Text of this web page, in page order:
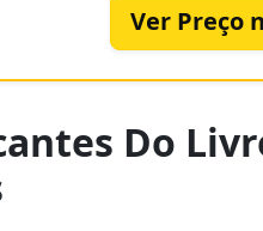
Ver Preço
Do